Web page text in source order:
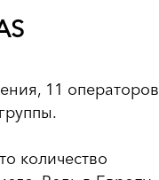
11 операторов
количество